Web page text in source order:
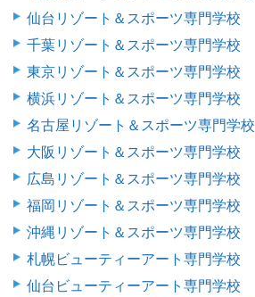
仙台リゾート＆スポーツ専門学校
千葉リゾート＆スポーツ専門学校
東京リゾート＆スポーツ専門学校
横浜リゾート＆スポーツ専門学校
名古屋リゾート＆スポーツ専門学校
大阪リゾート＆スポーツ専門学校
広島リゾート＆スポーツ専門学校
福岡リゾート＆スポーツ専門学校
沖縄リゾート＆スポーツ専門学校
札幌ビューティーアート専門学校
仙台ビューティーアート専門学校